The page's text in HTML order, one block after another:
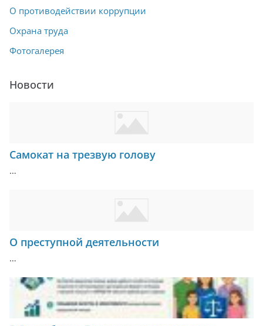
О противодействии коррупции
Охрана труда
Фотогалерея
Новости
Самокат на трезвую голову
…
О преступной деятельности
…